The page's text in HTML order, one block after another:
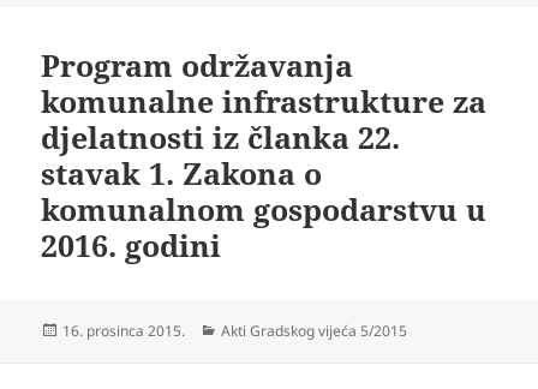
Program održavanja
komunalne infrastrukture za
djelatnosti iz članka 22.
stavak 1. Zakona o
komunalnom gospodarstvu u
2016. godini
Objavljeno
16. prosinca 2015. Kategorije
Akti Gradskog vijeća 5/2015